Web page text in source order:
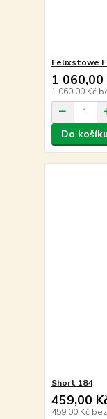
Felixstowe
1 060,00
1 060,00 Kč
Do
Short 184
459,00
459,00 Kč